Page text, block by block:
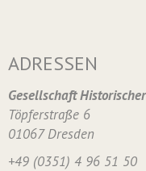
ADRESSEN
Gesellschaft
Töpferstraße 6
01067 Dresden
+49 (0351) 4 96 51 50